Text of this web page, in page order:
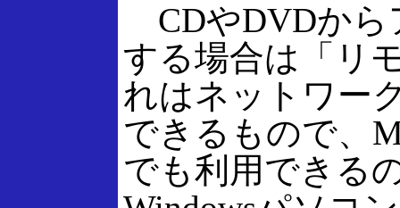
CDやDVDから
する場合は「リ
れはネットワー
できるもので、
でも利用できる